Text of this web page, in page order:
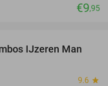
€9,95
29%
IJzeren Man
9.6 star